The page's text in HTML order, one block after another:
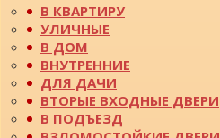
В КВАРТИРУ
УЛИЧНЫЕ
В ДОМ
ВНУТРЕННИЕ
ДЛЯ ДАЧИ
ВТОРЫЕ ВХОДНЫЕ ДВЕРИ
В ПОДЪЕЗД